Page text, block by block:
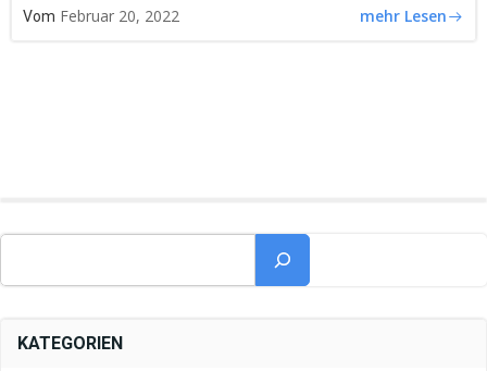
Vom Februar 20, 2022 mehr Lesen
KATEGORIEN